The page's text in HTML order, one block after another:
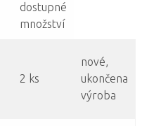
dostupné
množství
2 ks
nové,
ukončena
výroba